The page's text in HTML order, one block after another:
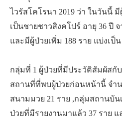
ไวรัสโคโรนา 2019 ว่า ในวันนี้
เป็นชายชาวสิงคโปร์ อายุ 36 ปี
และมีผู้ป่วยเพิ่ม 188 ราย แบ่งเป็
กลุ่มที่ 1 ผู้ป่วยที่มีประวัติสัมผัสกั
สถานที่ที่พบผู้ป่วยก่อนหน้านี้ จำน
สนามมวย 21 ราย ,กลุ่มสถานบัน
ป่วยที่มีรายงานมาแล้ว 37 ราย